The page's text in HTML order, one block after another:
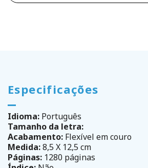
Especificações
Idioma: Português
Tamanho da letra:
Acabamento: Flexível em couro
Medida:8,5 X 12,5 cm
Páginas: 1280 páginas